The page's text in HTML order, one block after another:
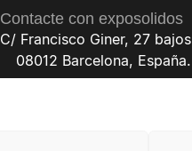
Contacte con exposolidos
C/ Francisco Giner, 27 bajos
08012 Barcelona, España.